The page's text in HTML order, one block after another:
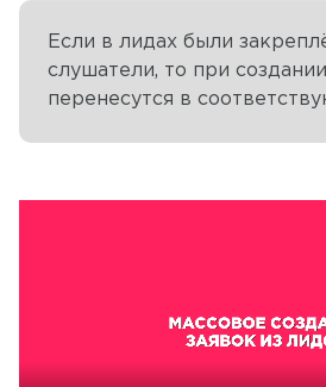
Если в лидах были
слушатели, то при
перенесутся в